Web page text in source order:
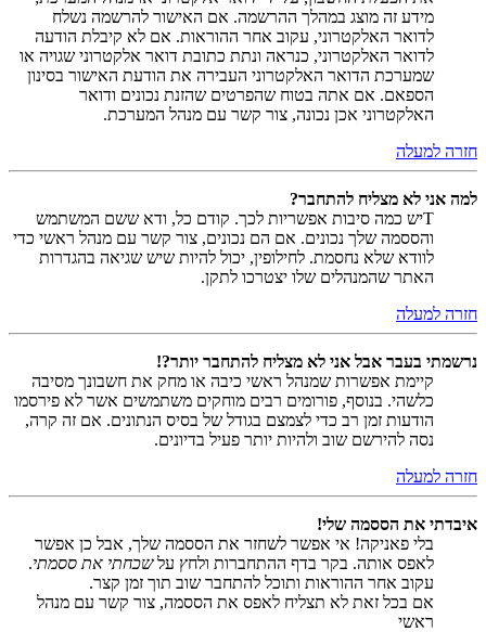
מידע זה מוצג במהלך ההרשמה. אם האישור להרשמה נשלח
לדואר האלקטרוני, עקוב אחר ההוראות. אם לא קיבלת הודעה
לדואר האלקטרוני, כנראה ונתת כתובת דואר אלקטרוני שגויה או
שמערכת הדואר האלקטרוני העבירה את הודעת האישור בסינון
הספאם. אם אתה בטוח שהפרטים שהזנת נכונים ודואר
האלקטרוני אכן נכונה, צור קשר עם מנהל המערכת.
חזרה למעלה
למה אני לא מצליח להתחבר?
Tיש כמה סיבות אפשריות לכך. קודם כל, ודא ששם המשתמש
והססמה שלך נכונים. אם הם נכונים, צור קשר עם מנהל ראשי כדי
לוודא שלא נחסמת. לחילופין, יכול להיות שיש שגיאה בהגדרות
האתר שהמנהלים שלו יצטרכו לתקן.
חזרה למעלה
נרשמתי בעבר אבל אני לא מצליח להתחבר יותר?!
קיימת אפשרות שמנהל ראשי כיבה או מחק את חשבונך מסיבה
כלשהי. בנוסף, פורומים רבים מוחקים משתמשים אשר לא פירסמו
הודעות זמן רב כדי לצמצם בגודל של בסיס הנתונים. אם זה קרה,
נסה להירשם שוב ולהיות יותר פעיל בדיונים.
חזרה למעלה
איבדתי את הססמה שלי!
בלי פאניקה! אי אפשר לשחזר את הססמה שלך, אבל כן אפשר
לאפס אותה. בקר בדף ההתחברות ולחץ עלשכחתי את ססמתי.
עקוב אחר ההוראות ותוכל להתחבר שוב תוך זמן קצר.
אם בכל זאת לא תצליח לאפס את הססמה, צור קשר עם מנהל
ראשי